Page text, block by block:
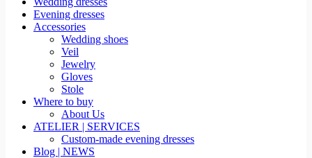
Evening dresses
Accessories
Wedding shoes
Veil
Jewelry
Gloves
Stole
Where to buy
About Us
ATELIER | SERVICES
Custom-made evening dresses
Blog | NEWS